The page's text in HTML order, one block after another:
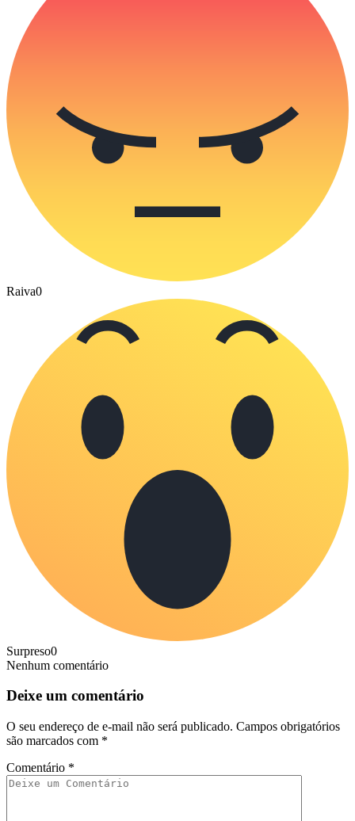
Raiva0
Surpreso0
Nenhum comentário
Deixe um comentário
O seu endereço de e-mail não será publicado. Campos obrigatórios
são marcados com *
Comentário *